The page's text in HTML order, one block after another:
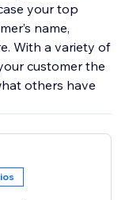
your top
name,
With a variety of
customer the
others have